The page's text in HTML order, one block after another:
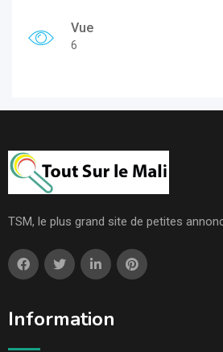
Vue
6
TSM, le plus grand site de petites
Information